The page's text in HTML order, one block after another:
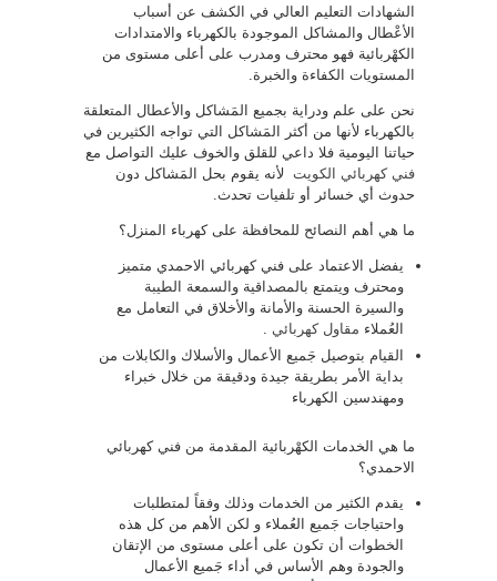
الشهادات التعليم العالي في الكشف عن أسباب
الأعْطال والمشاكل الموجودة بالكهرباء والامتدادات
الكهْربائية فهو محترف ومدرب على أعلى مستوى من
المستويات الكفاءة والخبرة.
نحن على علم ودراية بجميع المَشاكل والأعطال المتعلقة
بالكهرباء لأنها من أكثر المَشاكل التي تواجه الكثيرين في
حياتنا اليومية فلا داعي للقلق والخوف عليك التواصل مع
فني كهربائي الكويت لأنه يقوم بحل المَشاكل دون
حدوث أي خسائر أو تلفيات تحدث.
ما هي أهم النصائح للمحافظة على كهرباء المنزل؟
يفضل الاعتماد على فني كهربائي الاحمدي متميز
ومحترف ويتمتع بالمصداقية والسمعة الطيبة
والسيرة الحسنة والأمانة والأخلاق في التعامل مع
العُملاء مقاول كهربائي
القيام بتوصيل جَميع الأعمال والأسلاك والكابلات من
بداية الأمر بطريقة جيدة ودقيقة من خلال خبراء
ومهندسين الكهرباء
ما هي الخدمات الكهْربائية المقدمة من فني كهربائي
الاحمدي؟
يقدم الكثير من الخدمات وذلك وفقاً لمتطلبات
واحتياجات جَميع العُملاء و لكن الأهم من كل هذه
الخطوات أن تكون على أعلى مستوى من الإتقان
والجودة وهم الأساس في أداء جَميع الأعمال